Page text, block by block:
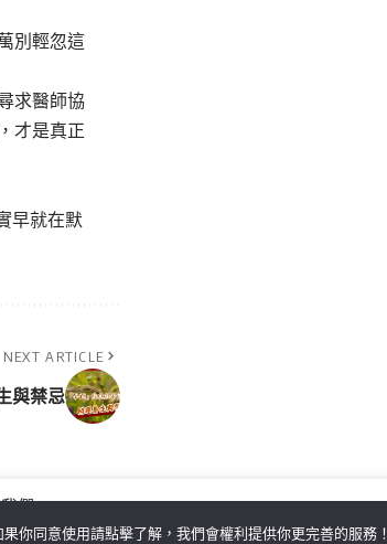
別輕忽這
求醫師協
才是真正
早就在默
NEXT ARTICLE
與禁忌
們
你同意使用請點擊了解，我們會權利提供你更完善的服務！